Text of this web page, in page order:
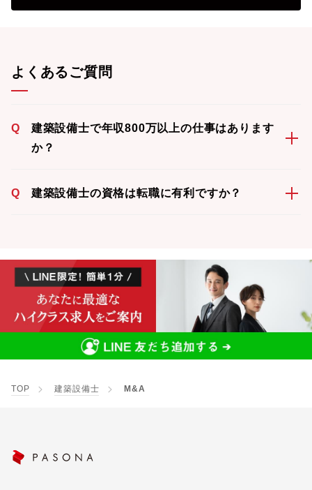
よくあるご質問
Q
建築設備士で年収800万以上の仕事はあります
か？
Q 建築設備士の資格は転職に有利ですか？
TOP 建築設備士 M&A